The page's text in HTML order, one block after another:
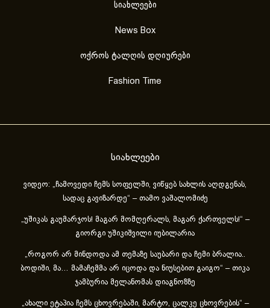
სიახლეები
News Box
ოქროს ტალღის დღიურები
Fashion Time
სიახლეები
ვიდეო: „ჩამოვედი ჩემს სოფელში, ვიწყებ სახლის აღდგენას,
სადაც გავიზარდე“ – თამო ვაშალომიძე
„უშიკას გაუმარჯოს! მაგარ მომღერალს, მაგარ ქართველს!“ –
გიორგი უშიკიშვილი იუბილარია
„როგორ არ მინდოდა ამ თემაზე საუბარი და ჩემი ბრალია..
ბოდიში, მა… მამაჩემმა არ იცოდა და ნიუსებით გაიგო“ – თიკა
ჯამბურია მელანომას დიაგნოზზე
„ახა­ლი ეტა­პია ჩემს ცხოვ­რე­ბა­ში, მარ­ტო, ცალ­კე ცხოვ­რე­ბის“ –